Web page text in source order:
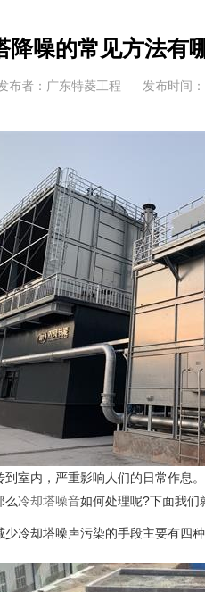
降噪的常见方法有
布者：广东特菱工程 发布时间
内，严重影响人们的日常作息
么冷却塔噪音如何处理呢?下面我们
却塔噪声污染的手段主要有四种